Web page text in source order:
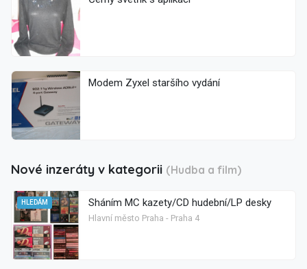
Modem Zyxel staršího vydání
Nové inzeráty v kategorii (Hudba a film)
HLEDÁM Sháním MC kazety/CD hudební/LP desky
Hlavní město Praha - Praha 4